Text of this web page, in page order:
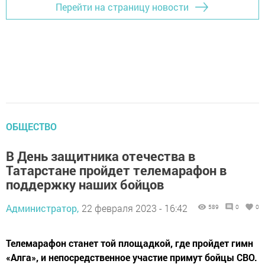
Перейти на страницу новости
ОБЩЕСТВО
В День защитника отечества в
Татарстане пройдет телемарафон в
поддержку наших бойцов
Администратор, 22 февраля 2023 - 16:42 589 0 0
Телемарафон станет той площадкой, где пройдет гимн
«Алга», и непосредственное участие примут бойцы СВО.